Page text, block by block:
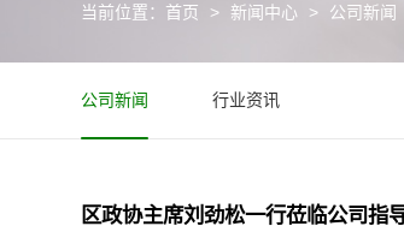
当前位置： 首页 > 新闻中心 > 公司新闻
公司新闻 行业资讯
区政协主席刘劲松一行莅临公司指